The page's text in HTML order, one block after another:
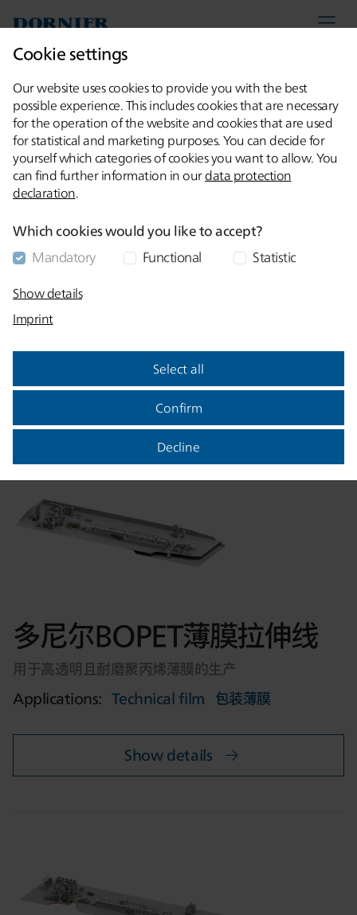
首页 薄膜拉伸线
以最大线速度生产质量优
越的薄膜-多尼尔薄膜拉
伸线
薄膜（聚酯，聚丙烯，聚酰胺，聚萘二甲酸乙二
醇酯还有其它）生产所需特定应用系统制造的所
是单个组件还是整个交钥匙系统，多尼尔可以按
照您的要求从单一源头设计、建造所有的设备。
多尼尔BOPET薄膜拉伸线
用于高透明且耐磨聚丙烯薄膜的生产
Applications: Technical film 包装薄膜
Show details
Cookie settings
Our website uses cookies to provide you with the best
possible experience. This includes cookies that are necessary
for the operation of the website and cookies that are used
for statistical and marketing purposes. You can decide for
yourself which categories of cookies you want to allow. You
can find further information in ourdata protection
declaration.
Which cookies would you like to accept?
Mandatory
Functional Statistic
Show details
Imprint
Select all
Confirm
Decline